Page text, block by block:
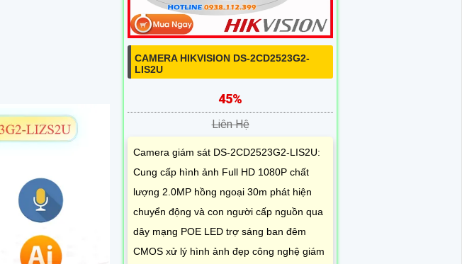
CAMERA HIKVISION DS-2CD2523G2-
LIS2U
45%
Liên Hệ
Camera giám sát DS-2CD2523G2-LIS2U:
Cung cấp hình ảnh Full HD 1080P chất
lượng 2.0MP hồng ngoại 30m phát hiện
chuyển động và con người cấp nguồn qua
dây mạng POE LED trợ sáng ban đêm
CMOS xử lý hình ảnh đẹp công nghệ giám